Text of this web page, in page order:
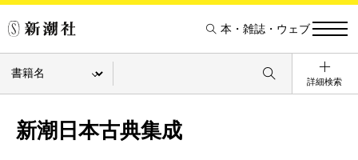
本・雑誌・ウェブ
詳細検索
新潮日本古典集成